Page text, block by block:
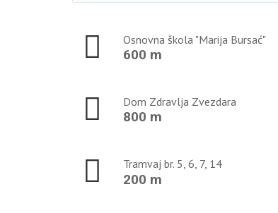
Osnovna škola "Marija Bursać"
600 m
Dom Zdravlja Zvezdara
800 m
Tramvaj br. 5, 6, 7, 14
200 m